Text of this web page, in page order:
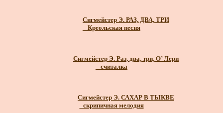
Сигмейстер Э. РАЗ, ДВА, ТРИ
_ Креольская песня
Сигмейстер Э. Раз, два, три, О’ Лери
_ считалка
Сигмейстер Э. САХАР В ТЫКВЕ
_скрипичная мелодия